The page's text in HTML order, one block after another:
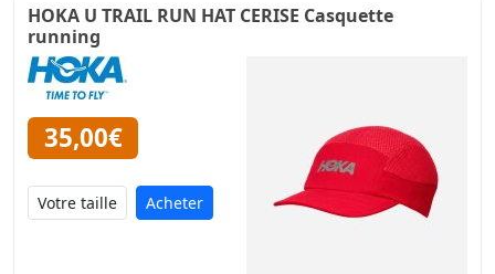
HOKA U TRAIL RUN HAT CERISE Casquette
running
35,00€
Acheter